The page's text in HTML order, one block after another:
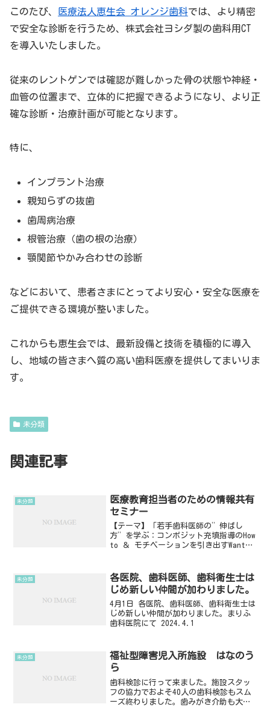
このたび、 医療法人恵生会 オレンジ歯科では、より精密
で安全な診断を行うため、株式会社ヨシダ製の歯科用CT
を導入いたしました。
従来のレントゲンでは確認が難しかった骨の状態や神経・
血管の位置まで、立体的に把握できるようになり、より正
確な診断・治療計画が可能となります。
特に、
インプラント治療
親知らずの抜歯
歯周病治療
根管治療（歯の根の治療）
顎関節やかみ合わせの診断
などにおいて、患者さまにとってより安心・安全な医療を
ご提供できる環境が整いました。
これからも恵生会では、最新設備と技術を積極的に導入
し、地域の皆さまへ質の高い歯科医療を提供してまいりま
す。
未分類
関連記事
未分類
医療教育担当者のための情報共有
セミナー
【テーマ】「若手歯科医師の”伸ばし
方”を学ぶ：コンポジット充填指導のHow
to ＆ モチベーションを引き出すWant
授）日時：2026/04/05(日) 10:00～...
未分類
各医院、歯科医師、歯科衛生士は
じめ新しい仲間が加わりました。
4月1日 各医院、歯科医師、歯科衛生士は
じめ新しい仲間が加わりました。まりふ
歯科医院にて 2024.4.1
未分類
福祉型障害児入所施設 はなのう
ら
歯科検診に行って来ました。施設スタッ
フの協力でおよそ40人の歯科検診もスム
ーズ終わりました。歯みがき介助も大変